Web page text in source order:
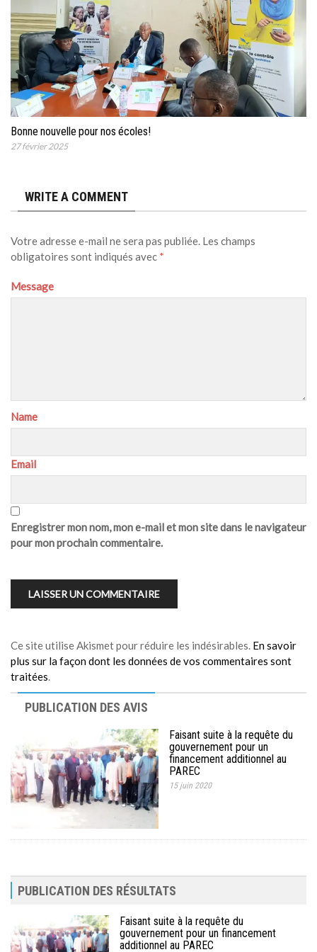
Bonne nouvelle pour nos écoles!
27 février 2025
WRITE A COMMENT
Votre adresse e-mail ne sera pas publiée. Les champs
obligatoires sont indiqués avec *
Message
Name
Email
Enregistrer mon nom, mon e-mail et mon site dans le navigateur
pour mon prochain commentaire.
Ce site utilise Akismet pour réduire les indésirables. En savoir
plus sur la façon dont les données de vos commentaires sont
traitées.
PUBLICATION DES AVIS
Faisant suite à la requête du
gouvernement pour un
financement additionnel au
PAREC
15 juin 2020
PUBLICATION DES RÉSULTATS
Faisant suite à la requête du
gouvernement pour un financement
additionnel au PAREC